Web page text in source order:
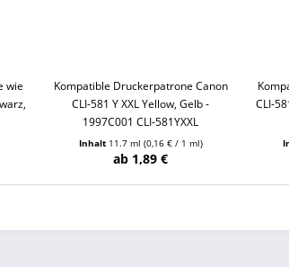
wie
Kompatible Druckerpatrone Canon
CLI-581 Y XXL Yellow, Gelb -
1997C001 CLI-581YXXL
Inhalt 11.7 ml (0,16 € / 1 ml)
ab 1,89 €
CLI-